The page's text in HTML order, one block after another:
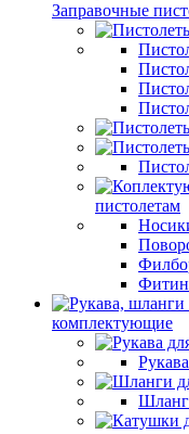
Заправочные
пистолетам
комплектующие